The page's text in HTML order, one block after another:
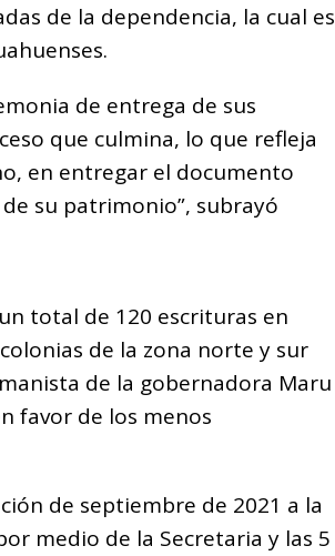
de la dependencia, la cual es
de entrega de sus
que culmina, lo que refleja
en entregar el documento
su patrimonio”, subrayó
total de 120 escrituras en
de la zona norte y sur
de la gobernadora Maru
favor de los menos
de septiembre de 2021 a la
medio de la Secretaria y las 5